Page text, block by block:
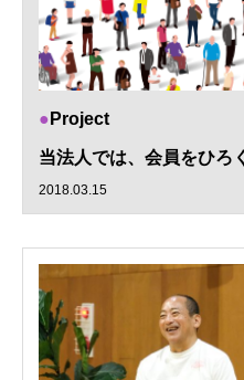
Project
当法人では、会員をひろ
2018.03.15